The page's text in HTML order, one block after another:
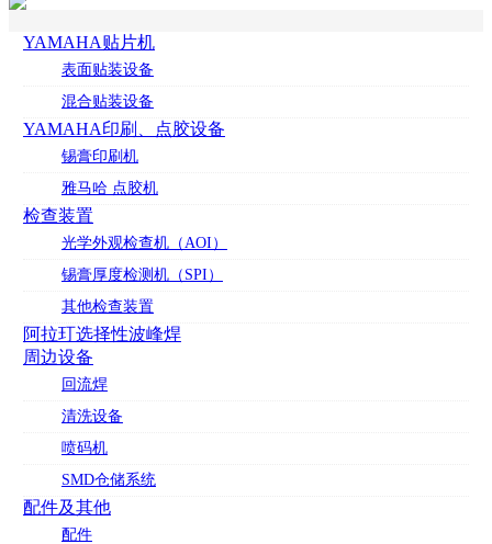
YAMAHA贴片机
表面贴装设备
混合贴装设备
YAMAHA印刷、点胶设备
锡膏印刷机
雅马哈 点胶机
检查装置
光学外观检查机（AOI）
锡膏厚度检测机（SPI）
其他检查装置
阿拉玎选择性波峰焊
周边设备
回流焊
清洗设备
喷码机
SMD仓储系统
配件及其他
配件